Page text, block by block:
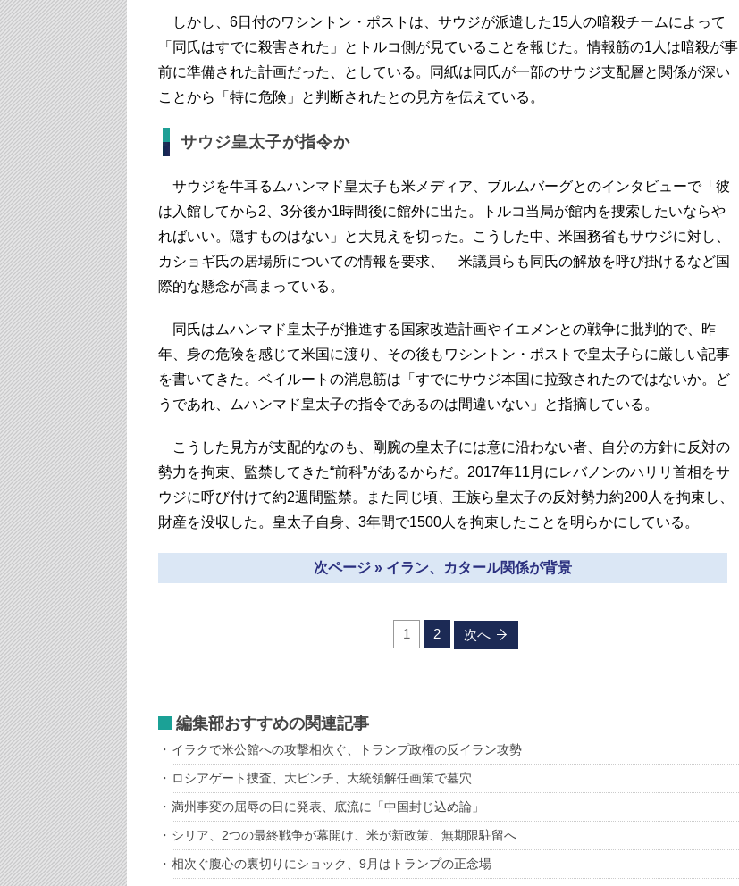
しかし、6日付のワシントン・ポストは、サウジが派遣した15人の暗殺チームによって
「同氏はすでに殺害された」とトルコ側が見ていることを報じた。情報筋の1人は暗殺が事
前に準備された計画だった、としている。同紙は同氏が一部のサウジ支配層と関係が深い
ことから「特に危険」と判断されたとの見方を伝えている。
サウジ皇太子が指令か
サウジを牛耳るムハンマド皇太子も米メディア、ブルムバーグとのインタビューで「彼
は入館してから2、3分後か1時間後に館外に出た。トルコ当局が館内を捜索したいならや
ればいい。隠すものはない」と大見えを切った。こうした中、米国務省もサウジに対し、
カショギ氏の居場所についての情報を要求、 米議員らも同氏の解放を呼び掛けるなど国
際的な懸念が高まっている。
同氏はムハンマド皇太子が推進する国家改造計画やイエメンとの戦争に批判的で、昨
年、身の危険を感じて米国に渡り、その後もワシントン・ポストで皇太子らに厳しい記事
を書いてきた。ベイルートの消息筋は「すでにサウジ本国に拉致されたのではないか。ど
うであれ、ムハンマド皇太子の指令であるのは間違いない」と指摘している。
こうした見方が支配的なのも、剛腕の皇太子には意に沿わない者、自分の方針に反対の
勢力を拘束、監禁してきた“前科”があるからだ。2017年11月にレバノンのハリリ首相をサ
ウジに呼び付けて約2週間監禁。また同じ頃、王族ら皇太子の反対勢力約200人を拘束し、
財産を没収した。皇太子自身、3年間で1500人を拘束したことを明らかにしている。
次ページ » イラン、カタール関係が背景
1 2 次へ
編集部おすすめの関連記事
イラクで米公館への攻撃相次ぐ、トランプ政権の反イラン攻勢
ロシアゲート捜査、大ピンチ、大統領解任画策で墓穴
満州事変の屈辱の日に発表、底流に「中国封じ込め論」
シリア、2つの最終戦争が幕開け、米が新政策、無期限駐留へ
相次ぐ腹心の裏切りにショック、9月はトランプの正念場